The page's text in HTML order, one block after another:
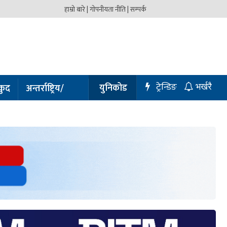
हाम्रो बारे |गोपनीयता नीति |सम्पर्क
अन्तर्राष्ट्रिय/
प्रबास
युनिकोड भर्खरै
ट्रेन्डिङ